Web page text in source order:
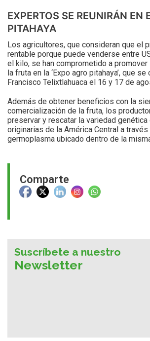
Comparte
EXPERTOS SE REUNIRÁN EN
PITAHAYA
Los agricultores, que consideran que el
rentable porque puede venderse entre
el kilo, se han comprometido a
la fruta en la ‘Expo agro pitahaya’, que
Francisco Telixtlahuaca el 16 y 17 de
Además de obtener beneficios con la
comercialización de la fruta, los
preservar y rescatar la variedad
originarias de la América Central a través
germoplasma ubicado dentro de la
Suscríbete a nuestro
Newsletter